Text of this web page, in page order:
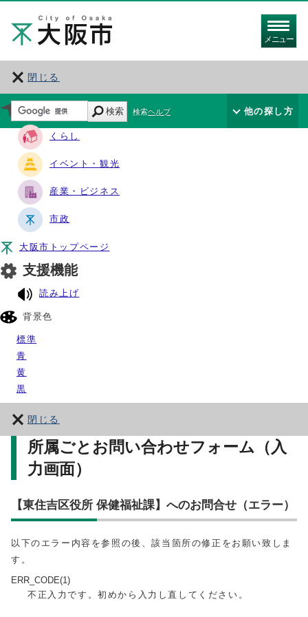
メニュー
閉じる
サイト・ナビ
くらし
イベント・観光
産業・ビジネス
市政
大阪市トップページ
支援機能
読み上げ
背景色
標準
青
黄
黒
閉じる
検索 検索ヘルプ 他の探し方
所属ごとお問い合わせフォーム（入
力画面）
【東住吉区役所 保健福祉課】へのお問合せ（エラー）
以下のエラー内容を参照の後、該当箇所の修正をお願い致しま
す。
ERR_CODE(1)
不正入力です。初めから入力し直してください。